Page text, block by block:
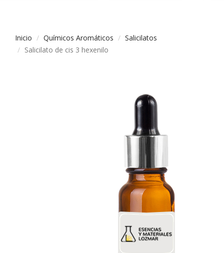
Inicio Químicos Aromáticos
Salicilatos
Salicilato de cis 3 hexenilo